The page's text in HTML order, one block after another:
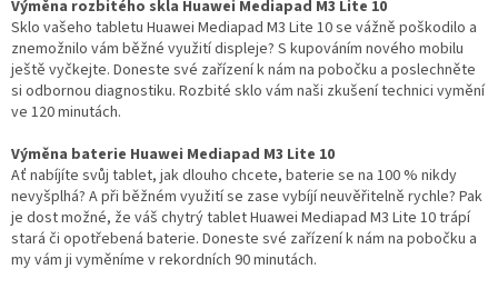
Výměna rozbitého skla Huawei Mediapad M3 Lite 10
Sklo vašeho tabletu Huawei Mediapad M3 Lite 10 se vážně poškodilo a
znemožnilo vám běžné využití displeje? S kupováním nového mobilu
ještě vyčkejte. Doneste své zařízení k nám na pobočku a poslechněte
si odbornou diagnostiku. Rozbité sklo vám naši zkušení technici vymění
ve 120 minutách.
Výměna baterie Huawei Mediapad M3 Lite 10
Ať nabíjíte svůj tablet, jak dlouho chcete, baterie se na 100 % nikdy
nevyšplhá? A při běžném využití se zase vybíjí neuvěřitelně rychle? Pak
je dost možné, že váš chytrý tablet Huawei Mediapad M3 Lite 10 trápí
stará či opotřebená baterie. Doneste své zařízení k nám na pobočku a
my vám ji vyměníme v rekordních 90 minutách.